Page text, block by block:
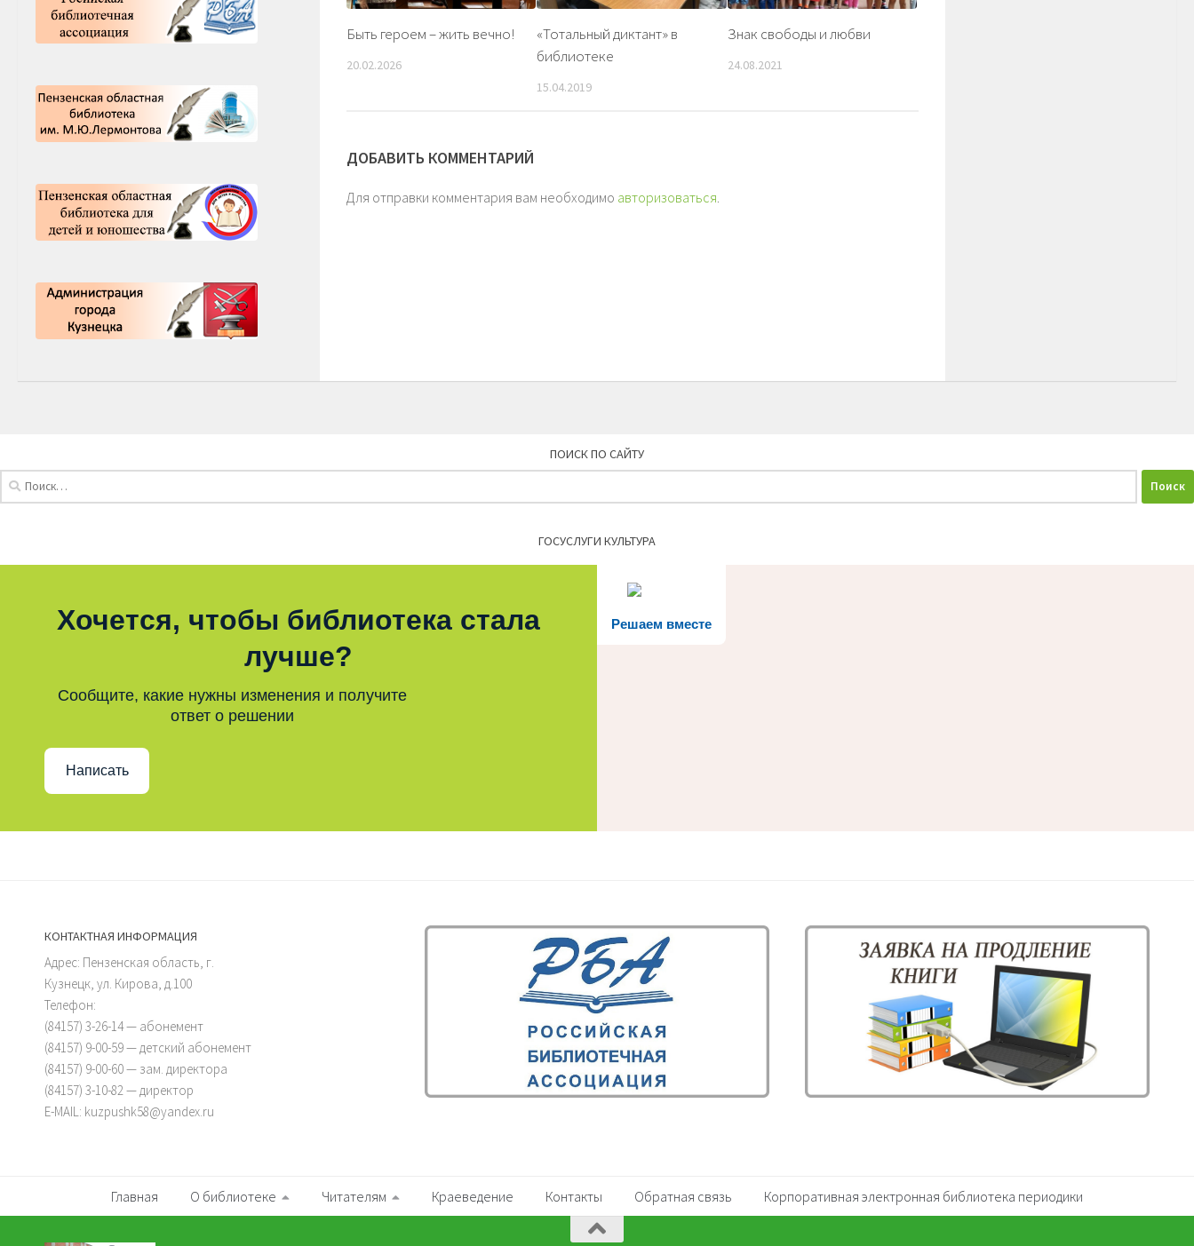
Быть героем – жить вечно!
20.02.2026
«Тотальный диктант» в
библиотеке
15.04.2019
Знак свободы и любви
24.08.2021
ДОБАВИТЬ КОММЕНТАРИЙ
Для отправки комментария вам необходимо авторизоваться
ПОИСК ПО САЙТУ
ГОСУСЛУГИ КУЛЬТУРА
Решаем вместе
Хочется, чтобы библиотека стала
лучше?
Сообщите, какие нужны изменения и получите
ответ о решении
Написать
КОНТАКТНАЯ ИНФОРМАЦИЯ
Адрес: Пензенская область, г.
Кузнецк, ул. Кирова, д.100
Телефон:
(84157) 3-26-14 — абонемент
(84157) 9-00-59 — детский абонемент
(84157) 9-00-60 — зам. директора
(84157) 3-10-82 — директор
E-MAIL: kuzpushk58@yandex.ru
Главная О библиотеке Читателям Краеведение Контакты Обратная связь Корпоративная электронная библиотека периодики